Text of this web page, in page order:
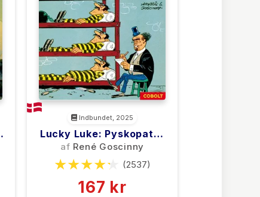
Indbundet, 2025
Lucky Luke: Pyskopater
På Slap Line – Et Lucky
Luke-Pletskud Af Morris
& Goscinny
af René Goscinny
(2537)
167 kr